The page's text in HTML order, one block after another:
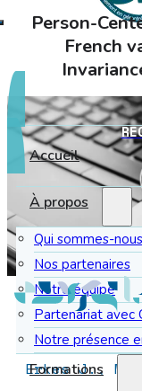
Accueil
À propos
Qui sommes-nous
Nos partenaires
Notre équipe
Partenariat avec
Notre présence
Formations
Person-
French
Erkes J.,